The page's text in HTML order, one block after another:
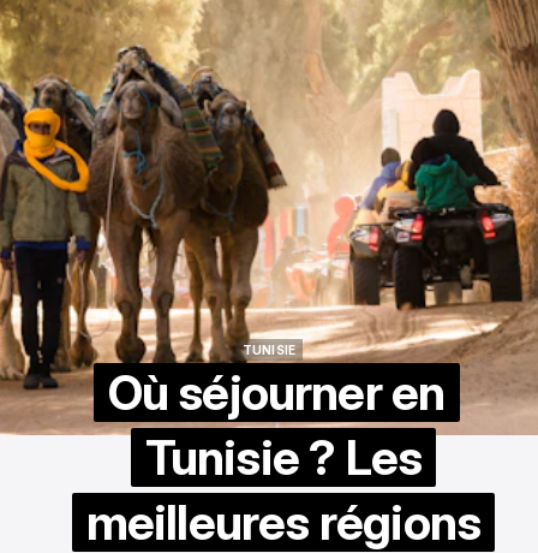
TUNISIE
Où séjourner en
Tunisie ? Les
meilleures régions